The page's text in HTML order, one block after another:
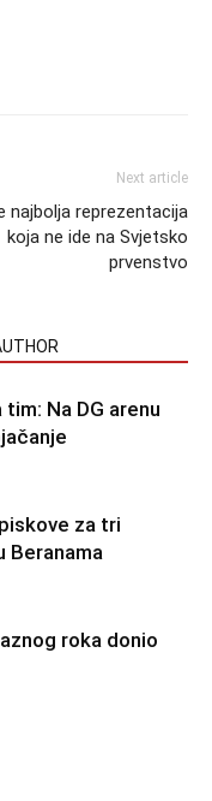
Next article
najbolja reprezentacija
koja ne ide na Svjetsko
prvenstvo
Na DG arenu
za tri
Beranama
roka donio